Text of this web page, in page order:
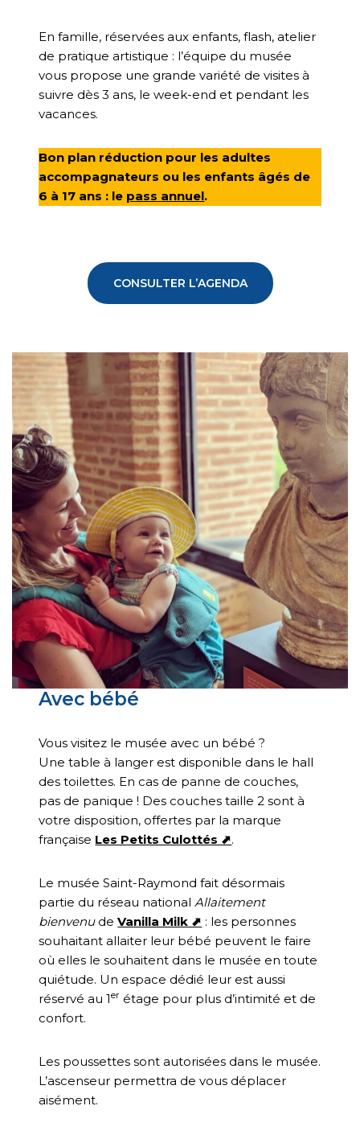
En famille, réservées aux enfants, flash, atelier
de pratique artistique : l’équipe du musée
vous propose une grande variété de visites à
suivre dès 3 ans, le week-end et pendant les
vacances.
Bon plan réduction pour les adultes
accompagnateurs ou les enfants âgés de
6 à 17 ans : le pass annuel.
CONSULTER L’AGENDA
Avec bébé
Vous visitez le musée avec un bébé ?
Une table à langer est disponible dans le hall
des toilettes. En cas de panne de couches,
pas de panique ! Des couches taille 2 sont à
votre disposition, offertes par la marque
française Les Petits Culottés ⬈.
Le musée Saint-Raymond fait désormais
partie du réseau nationalAllaitement
bienvenudeVanilla Milk ⬈ : les personnes
souhaitant allaiter leur bébé peuvent le faire
où elles le souhaitent dans le musée en toute
quiétude. Un espace dédié leur est aussi
réservé au 1er étage pour plus d’intimité et de
confort.
Les poussettes sont autorisées dans le musée.
L’ascenseur permettra de vous déplacer
aisément.